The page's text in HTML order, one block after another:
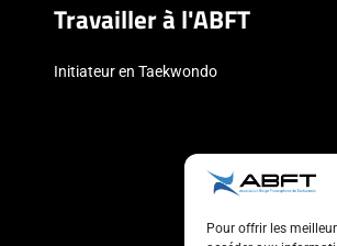
Pour offrir les
Travailler à l'ABFT
Initiateur en Taekwondo